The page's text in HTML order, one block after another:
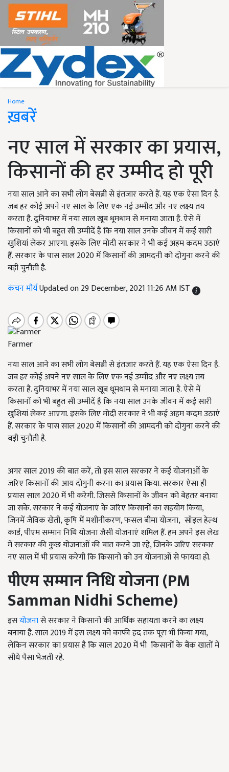
Home
ख़बरें
नए साल में सरकार का प्रयास,
किसानों की हर उम्मीद हो पूरी
नया साल आने का सभी लोग बेसब्री से इंतजार करते हैं. यह एक ऐसा दिन है.
जब हर कोई अपने नए साल के लिए एक नई उम्मीद और नए लक्ष्य तय
करता है. दुनियाभर में नया साल खूब धूमधाम से मनाया जाता है. ऐसे में
किसानों को भी बहुत सी उम्मीदें हैं कि नया साल उनके जीवन में कई सारी
खुशियां लेकर आएगा. इसके लिए मोदी सरकार ने भी कई अहम कदम उठाएं
हैं. सरकार के पास साल 2020 में किसानों की आमदनी को दोगुना करने की
बड़ी चुनौती है.
कंचन मौर्यUpdated on 29 December, 2021 11:26 AM IST
Farmer
नया साल आने का सभी लोग बेसब्री से इंतजार करते हैं. यह एक ऐसा दिन है.
जब हर कोई अपने नए साल के लिए एक नई उम्मीद और नए लक्ष्य तय
करता है. दुनियाभर में नया साल खूब धूमधाम से मनाया जाता है. ऐसे में
किसानों को भी बहुत सी उम्मीदें हैं कि नया साल उनके जीवन में कई सारी
खुशियां लेकर आएगा. इसके लिए मोदी सरकार ने भी कई अहम कदम उठाएं
हैं. सरकार के पास साल 2020 में किसानों की आमदनी को दोगुना करने की
बड़ी चुनौती है.
अगर साल 2019 की बात करें, तो इस साल सरकार ने कई योजनाओं के
जरिए किसानों की आय दोगुनी करना का प्रयास किया. सरकार ऐसा ही
प्रयास साल 2020 में भी करेगी. जिससे किसानों के जीवन को बेहतर बनाया
जा सके. सरकार ने कई योजनाएं के जरिए किसानों का सहयोग किया,
जिनमें जैविक खेती, कृषि में मशीनीकरण, फसल बीमा योजना, सॉइल हेल्थ
कार्ड, पीएम सम्मान निधि योजना जैसी योजनाएं शमिल हैं. हम अपने इस लेख
में सरकार की कुछ योजनाओं की बात करने जा रहे, जिनके जरिए सरकार
नए साल में भी प्रयास करेगी कि किसानों को उन योजनाओं से फायदा हो.
पीएम सम्मान निधि योजना (PM
Samman Nidhi Scheme)
इसयोजनासे सरकार ने किसानों की आर्थिक सहायता करने का लक्ष्य
बनाया है. साल 2019 में इस लक्ष्य को काफी हद तक पूरा भी किया गया,
लेकिन सरकार का प्रयास है कि साल 2020 में भी किसानों के बैंक खातों में
सीधे पैसा भेजती रहे.